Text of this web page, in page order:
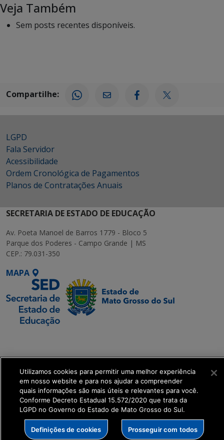
Veja Também
Sem posts recentes disponíveis.
Compartilhe:
LGPD
Fala Servidor
Acessibilidade
Ordem Cronológica de Pagamentos
Planos de Contratações Anuais
SECRETARIA DE ESTADO DE EDUCAÇÃO
Av. Poeta Manoel de Barros 1779 - Bloco 5
Parque dos Poderes - Campo Grande | MS
CEP.: 79.031-350
MAPA
get_footer();
Utilizamos cookies para permitir uma melhor experiência
em nosso website e para nos ajudar a compreender
quais informações são mais úteis e relevantes para você.
Conforme Decreto Estadual 15.572/2020 que trata da
LGPD no Governo do Estado de Mato Grosso do Sul.
Definições de cookies Prosseguir com todos